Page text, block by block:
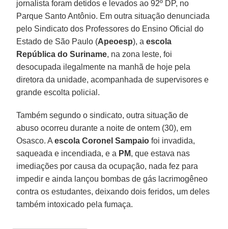
jornalista foram detidos e levados ao 92º DP, no
Parque Santo Antônio. Em outra situação denunciada
pelo Sindicato dos Professores do Ensino Oficial do
Estado de São Paulo (Apeoesp), a escola
República do Suriname, na zona leste, foi
desocupada ilegalmente na manhã de hoje pela
diretora da unidade, acompanhada de supervisores e
grande escolta policial.
Também segundo o sindicato, outra situação de
abuso ocorreu durante a noite de ontem (30), em
Osasco. Aescola Coronel Sampaio foi invadida,
saqueada e incendiada, e a PM, que estava nas
imediações por causa da ocupação, nada fez para
impedir e ainda lançou bombas de gás lacrimogêneo
contra os estudantes, deixando dois feridos, um deles
também intoxicado pela fumaça.